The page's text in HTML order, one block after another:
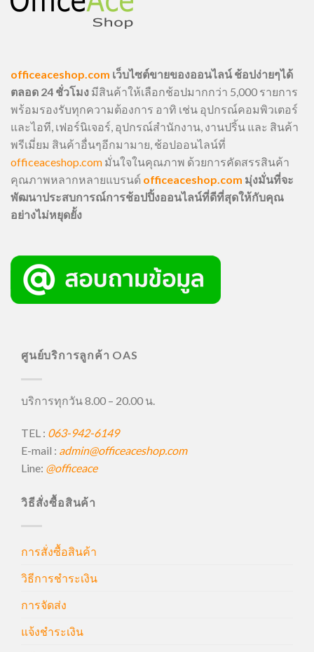
officeaceshop.com เว็บไซต์ขายของออนไลน์ ช้อปง่ายๆได้
ตลอด 24 ชั่วโมง มีสินค้าให้เลือกช้อปมากกว่า 5,000 รายการ
พร้อมรองรับทุกความต้องการ อาทิ เช่น อุปกรณ์คอมพิวเตอร์
และไอที, เฟอร์นิเจอร์, อุปกรณ์สำนักงาน, งานปริ้น และ สินค้า
พรีเมี่ยม สินค้าอื่นๆอีกมามาย, ช้อปออนไลน์ที่
officeaceshop.com มั่นใจในคุณภาพ ด้วยการคัดสรรสินค้า
คุณภาพหลากหลายแบรนด์ officeaceshop.com มุ่งมั่นที่จะ
พัฒนาประสบการณ์การช้อปปิ้งออนไลน์ที่ดีที่สุดให้กับคุณ
อย่างไม่หยุดยั้ง
ศูนย์บริการลูกค้า OAS
บริการทุกวัน 8.00 – 20.00 น.
TEL : 063-942-6149
E-mail : admin@officeaceshop.com
Line: @officeace
วิธีสั่งซื้อสินค้า
การสั่งซื้อสินค้า
วิธีการชำระเงิน
การจัดส่ง
แจ้งชำระเงิน